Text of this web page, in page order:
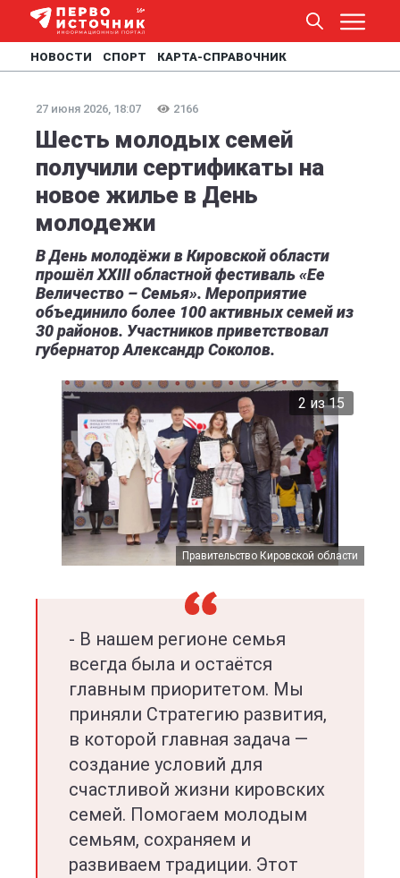
НОВОСТИ СПОРТ КАРТА-СПРАВОЧНИК
27 июня 2026, 18:07 2166
Шесть молодых семей
получили сертификаты на
новое жилье в День
молодежи
В День молодёжи в Кировской области
прошёл XXIII областной фестиваль «Ее
Величество – Семья». Мероприятие
объединило более 100 активных семей из
30 районов. Участников приветствовал
губернатор Александр Соколов.
2 из 15
Правительство Кировской области
Правительство Кировской области
Правительство Кировской области
Правительство Кировской области
Правительство Кировской области
Правительство Кировской области
Правительство Кировской области
Правительство Кировской области
Правительство Кировской области
Правительство Кировской области
Правительство Кировской области
Правительство Кировской области
Правительство Кировской области
Правительство Кировской области
Правительство Кировской области
- В нашем регионе семья
всегда была и остаётся
главным приоритетом. Мы
приняли Стратегию развития,
в которой главная задача —
создание условий для
счастливой жизни кировских
семей. Помогаем молодым
семьям, сохраняем и
развиваем традиции. Этот